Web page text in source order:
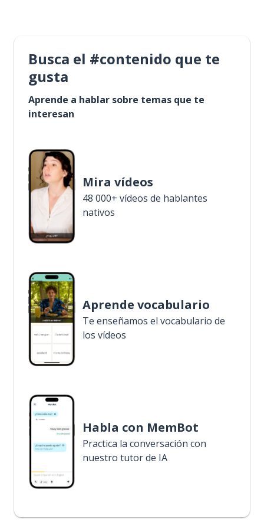
Busca el #contenido que te
gusta
Aprende a hablar sobre temas que te
interesan
Mira vídeos
48 000+ vídeos de hablantes
nativos
Aprende vocabulario
Te enseñamos el vocabulario de
los vídeos
Habla con MemBot
Practica la conversación con
nuestro tutor de IA